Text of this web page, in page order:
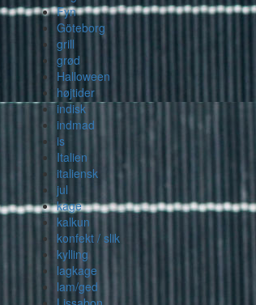
Fyn
Göteborg
grill
grød
Halloween
højtider
indisk
indmad
is
Italien
italiensk
jul
kage
kalkun
konfekt / slik
kylling
lagkage
lam/ged